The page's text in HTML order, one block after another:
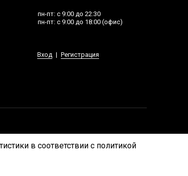
пн-пт: с 9:00 до 22:30
пн-пт: с 9:00 до 18:00 (офис)
Вход | Регистрация
в соответствии с политикой